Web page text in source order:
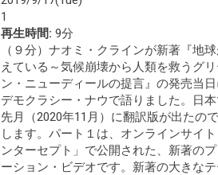
1
再生時間: 9分
（９分）ナオミ・クラインが新著『地
えている～気候崩壊から人類を救うグ
ン・ニューディールの提言』の発売当日
デモクラシー・ナウで語りました。日本
先月（2020年11月）に翻訳版が出たの
します。パート１は、オンラインサイト
ンターセプト」で公開された、新著の
ーション・ビデオです。新著の大きな